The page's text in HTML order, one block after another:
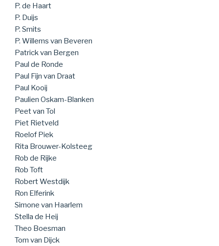
P. de Haart
P. Duijs
P. Smits
P. Willems van Beveren
Patrick van Bergen
Paul de Ronde
Paul Fijn van Draat
Paul Kooij
Paulien Oskam-Blanken
Peet van Tol
Piet Rietveld
Roelof Piek
Rita Brouwer-Kolsteeg
Rob de Rijke
Rob Toft
Robert Westdijk
Ron Elferink
Simone van Haarlem
Stella de Heij
Theo Boesman
Tom van Dijck